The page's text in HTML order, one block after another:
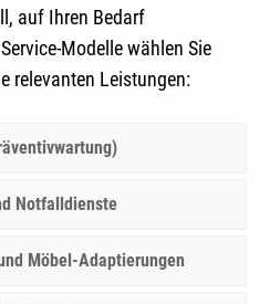
auf Ihren Bedarf
Modelle wählen Sie
relevanten Leistungen:
Notfalldienste
Möbel-Adaptierungen